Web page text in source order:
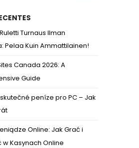
Turnaus Ilman
Pelaa Kuin Ammattilainen!
Canada 2026: A
Guide
peníze pro PC – Jak
Online: Jak Grać i
Kasynach Online